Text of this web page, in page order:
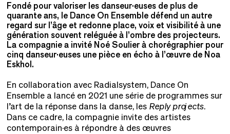
Fondé pour valoriser les danseur·euses de plus de
quarante ans, le Dance On Ensemble défend un autre
regard sur l’âge et redonne place, voix et visibilité à une
génération souvent reléguée à l’ombre des projecteurs.
La compagnie a invité Noé Soulier à chorégraphier pour
cinq danseur·euses une pièce en écho à l’œuvre de Noa
Eskhol.
En collaboration avec Radialsystem, Dance On
Ensemble a lancé en 2021 une série de programmes sur
l’art de la réponse dans la danse, les Reply projects.
Dans ce cadre, la compagnie invite des artistes
contemporain·es à répondre à des œuvres